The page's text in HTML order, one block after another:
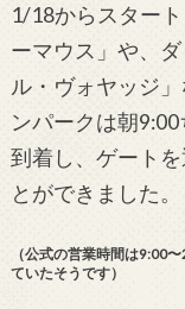
1/18からスター
ーマウス」や、
ル・ヴォヤッジ
ンパークは朝
到着し、ゲート
とができました。
（公式の営業時間は9:00
ていたそうです）